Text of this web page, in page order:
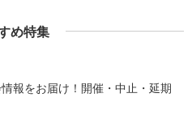
め特集
報をお届け！開催・中止・延期